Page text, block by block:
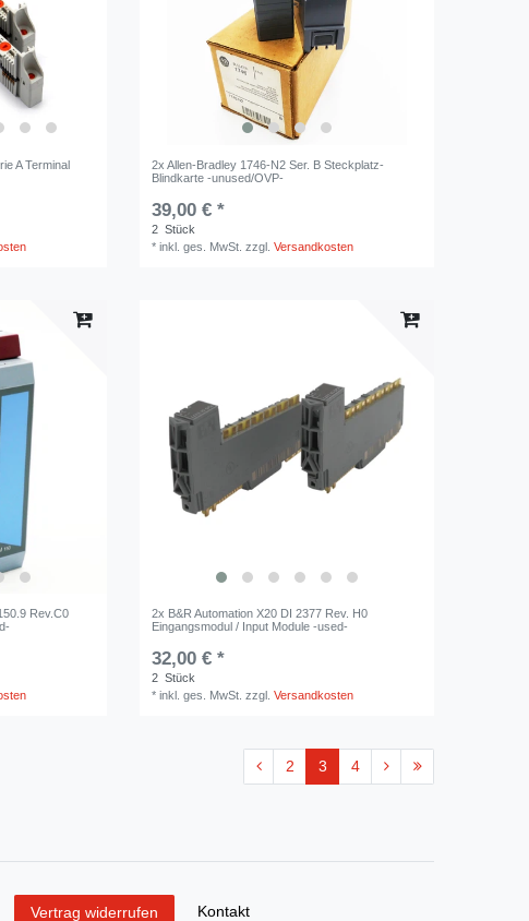
A Terminal
2x Allen-Bradley 1746-N2 Ser. B Steckplatz-
Blindkarte -unused/OVP-
39,00 € *
2 Stück
*inkl. ges. MwSt. zzgl.Versandkosten
Rev.C0
2x B&R Automation X20 DI 2377 Rev. H0
Eingangsmodul / Input Module -used-
32,00 € *
2 Stück
*inkl. ges. MwSt. zzgl.Versandkosten
2 3 4
Vertrag widerrufen Kontakt